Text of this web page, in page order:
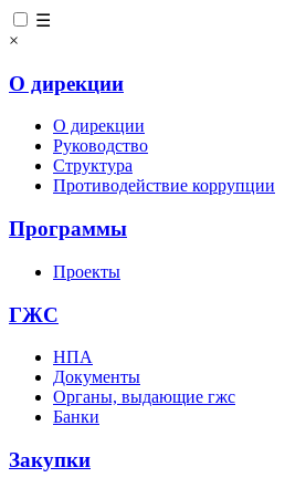
☰
×
О дирекции
О дирекции
Руководство
Структура
Противодействие коррупции
Программы
Проекты
ГЖС
НПА
Документы
Органы, выдающие гжс
Банки
Закупки